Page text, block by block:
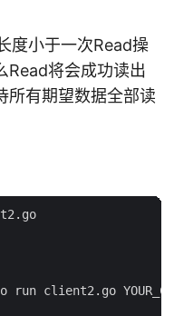
度小于一次Read操
Read将会成功读出
所有期望数据全部读
run client2.go